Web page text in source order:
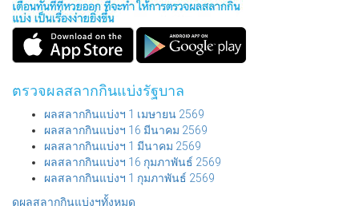
ตรวจผลสลากกินแบ่งรัฐบาล
ผลสลากกินแบ่งฯ 1 เมษายน 2569
ผลสลากกินแบ่งฯ 16 มีนาคม 2569
ผลสลากกินแบ่งฯ 1 มีนาคม 2569
ผลสลากกินแบ่งฯ 16 กุมภาพันธ์ 2569
ผลสลากกินแบ่งฯ 1 กุมภาพันธ์ 2569
ดูผลสลากกินแบ่งฯทั้งหมด